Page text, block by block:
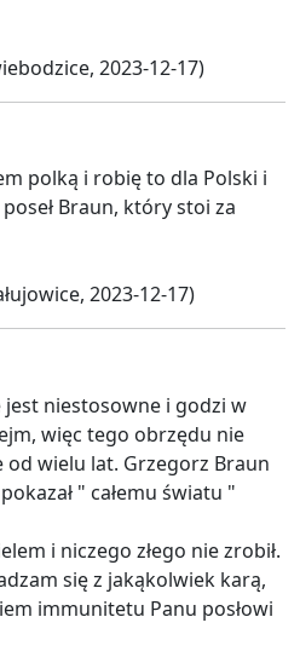
2023-12-17)
polką i robię to dla Polski i
Braun, który stoi za
2023-12-17)
niestosowne i godzi w
więc tego obrzędu nie
wielu lat. Grzegorz Braun
" całemu światu "
i niczego złego nie zrobił.
się z jakąkolwiek karą,
immunitetu Panu posłowi